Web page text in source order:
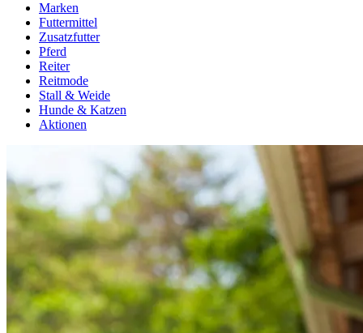
Marken
Futtermittel
Zusatzfutter
Pferd
Reiter
Reitmode
Stall & Weide
Hunde & Katzen
Aktionen